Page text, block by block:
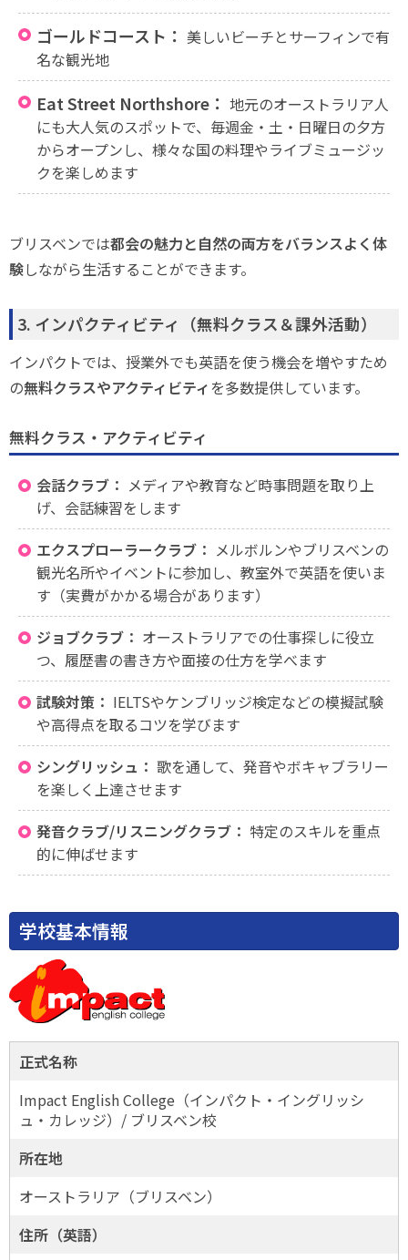
ゴールドコースト： 美しいビーチとサーフィンで有
名な観光地
Eat Street Northshore： 地元のオーストラリア人
にも大人気のスポットで、毎週金・土・日曜日の夕方
からオープンし、様々な国の料理やライブミュージッ
クを楽しめます
ブリスベンでは都会の魅力と自然の両方をバランスよく体
験しながら生活することができます。
3. インパクティビティ（無料クラス＆課外活動）
インパクトでは、授業外でも英語を使う機会を増やすため
の無料クラスやアクティビティ を多数提供しています。
無料クラス・アクティビティ
会話クラブ： メディアや教育など時事問題を取り上
げ、会話練習をします
エクスプローラークラブ： メルボルンやブリスベンの
観光名所やイベントに参加し、教室外で英語を使いま
す（実費がかかる場合があります）
ジョブクラブ： オーストラリアでの仕事探しに役立
つ、履歴書の書き方や面接の仕方を学べます
試験対策： IELTSやケンブリッジ検定などの模擬試験
や高得点を取るコツを学びます
シングリッシュ： 歌を通して、発音やボキャブラリー
を楽しく上達させます
発音クラブ/リスニングクラブ： 特定のスキルを重点
的に伸ばせます
学校基本情報
正式名称
Impact English College（インパクト・イングリッシ
ュ・カレッジ）/ ブリスベン校
所在地
オーストラリア（ブリスベン）
住所（英語）